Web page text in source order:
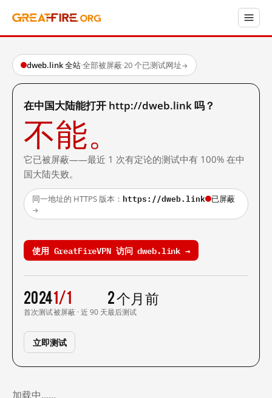
dweb.link 全站·全部被屏蔽·20 个已测试网址→
在中国大陆能打开 http://dweb.link 吗？
不能。
它已被屏蔽——最近 1 次有定论的测试中有 100% 在中
国大陆失败。
同一地址的 HTTPS 版本： https://dweb.link 已屏蔽
→
使用 GreatFireVPN 访问 dweb.link →
2024
首次测试
1/1
被屏蔽 · 近 90 天
2 个月前
最后测试
立即测试
加载中……